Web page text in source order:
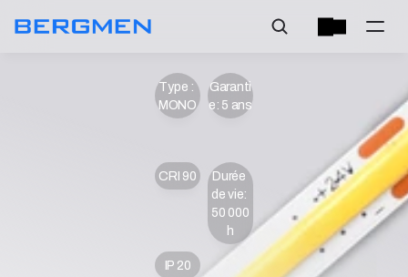
Durée
de vie:
50 000
h
Garanti
e: 5 ans
Type :
MONO
IP 20
CRI 90